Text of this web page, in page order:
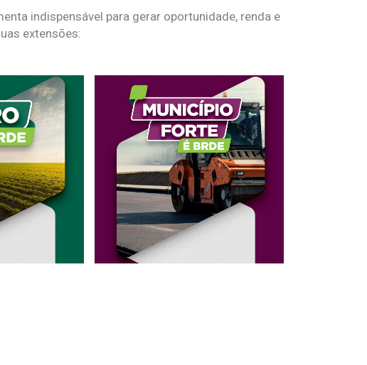
indispensável para gerar oportunidade, renda e
extensões: